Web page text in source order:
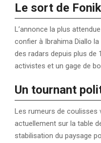
Le sort de
L’annonce la plus
confier à Ibrahima Diallo
des radars depuis plus
activistes et un gage de
Un tournant
Les rumeurs de coulisses
actuellement sur la table
stabilisation du paysage